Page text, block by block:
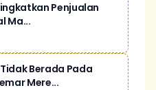
Penjualan
Ma...
Berada Pada
Mere...